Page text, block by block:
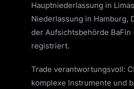
Hauptniederlassung in
Niederlassung in Hamburg,
der Aufsichtsbehörde BaFin
registriert.
Trade verantwortungsvoll:
komplexe Instrumente und